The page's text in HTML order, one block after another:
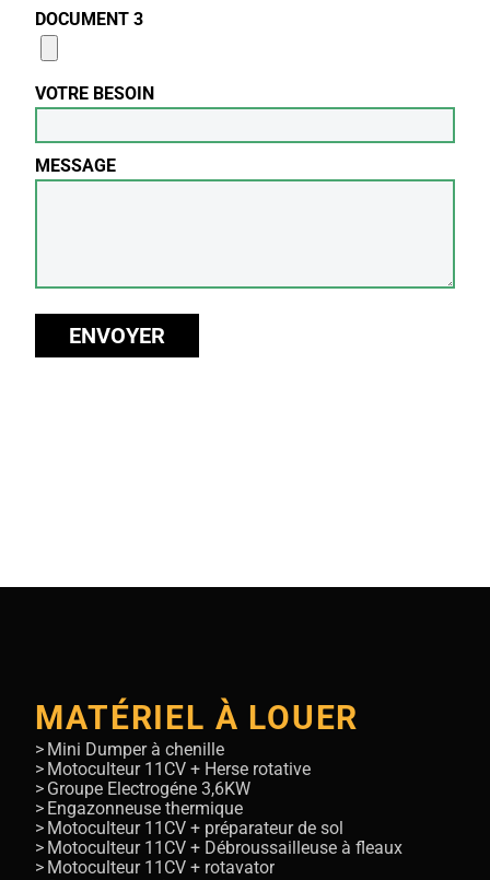
DOCUMENT 3
VOTRE BESOIN
MESSAGE
MATÉRIEL À LOUER
Mini Dumper à chenille
Motoculteur 11CV + Herse rotative
Groupe Electrogéne 3,6KW
Engazonneuse thermique
Motoculteur 11CV + préparateur de sol
Motoculteur 11CV + Débroussailleuse à fleaux
Motoculteur 11CV + rotavator